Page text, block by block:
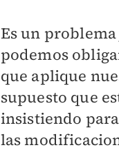
Es un
podemos
que aplique
supuesto que
insistiendo
las